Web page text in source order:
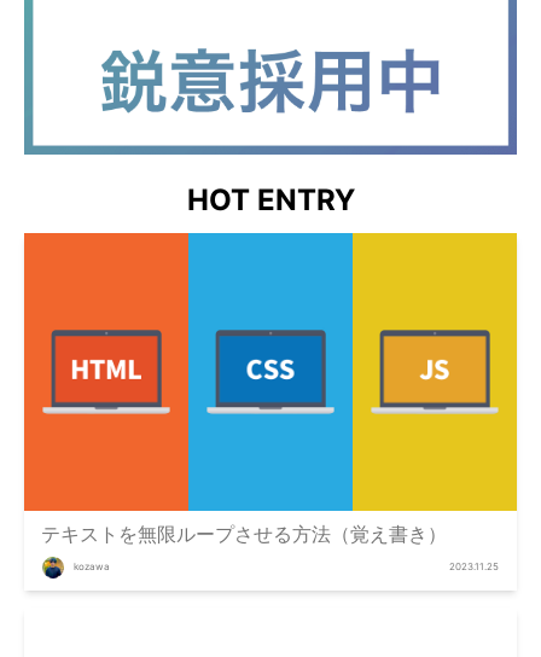
HOT ENTRY
テキストを無限ループさせる方法（覚え書き）
kozawa 2023.11.25